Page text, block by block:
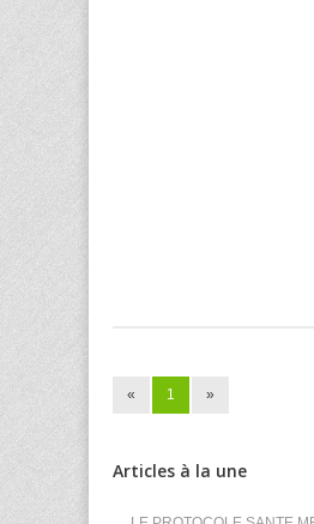
« 1 »
Articles à la une